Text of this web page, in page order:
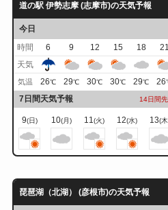
道の駅 伊勢志摩 (志摩市)の天気予報
今日
時間
6 9 12 15 18 21
天気
気温 26℃ 29℃ 30℃ 30℃ 29℃ 26
7日間天気予報 14日間
9(日) 10(月) 11(火) 12(水) 13(
琵琶湖（北湖） (彦根市)の天気予報